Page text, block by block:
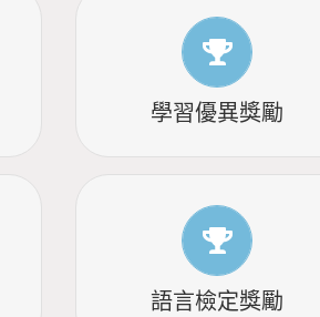
學習優異獎勵
了解更多
語言檢定獎勵
了解更多